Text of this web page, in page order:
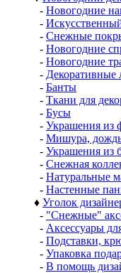
- Новогодние
-
- Снежные
- Новогодние
- Новогодние
- Декоративные
- Банты
- Ткани для
- Бусы
- Украшения из
- Мишура,
- Украшения из
- Снежная
- Натуральные
- Настенные
♦ Уголок
- "Снежные"
- Аксессуары
- Подставки,
- Упаковка
- В помощь